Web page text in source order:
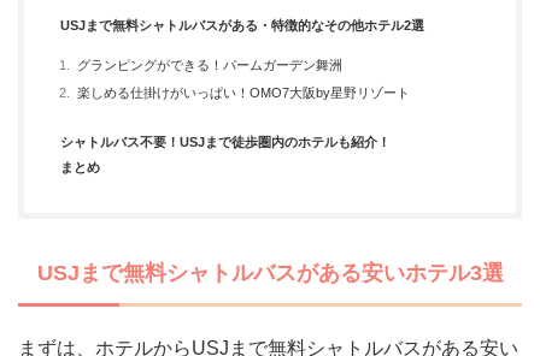
USJまで無料シャトルバスがある・特徴的なその他ホテル2選
グランピングができる！パームガーデン舞洲
楽しめる仕掛けがいっぱい！OMO7大阪by星野リゾート
シャトルバス不要！USJまで徒歩圏内のホテルも紹介！
まとめ
USJまで無料シャトルバスがある安いホテル3選
まずは、ホテルからUSJまで無料シャトルバスがある安い